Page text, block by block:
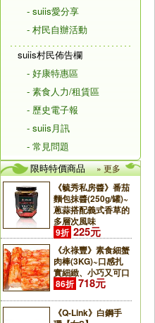
- suiis愛分享
- 村民自辦活動
suiis村民佈告欄
- 好康特惠區
- 素食人力/租賃區
- 歷史電子報
- suiis月訊
- 常見問題
限時特價商品
» 更多
《毓秀私房醬》番茄
麵包抹醬(250g/罐)~
蔥蒜搭配義式香草的
多層次風味
9折 225元
《永祿豐》素食細蟹
肉棒(3KG)~口感扎
實細緻、小巧又可口
86折 718元
《Q-Link》白鋼手